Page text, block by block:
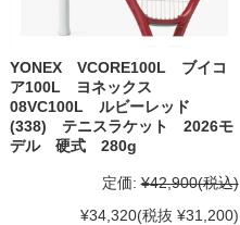
YONEX VCORE100L ブイコ
ア100L ヨネックス
08VC100L ルビーレッド
(338) テニスラケット 2026モ
デル 硬式 280g
定価: ¥42,900(税込)
¥34,320(税抜 ¥31,200)